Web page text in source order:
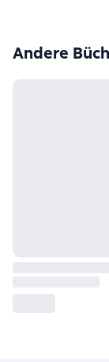
Andere